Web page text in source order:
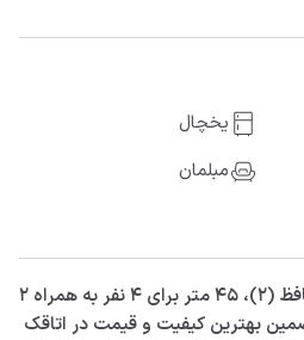
یخچال
مبلمان
‫‫اجاره روزانه و ماهانه مبله حافظ (2)، 45 متر برای 4 نفر به همراه 2
بهترین کیفیت و قیمت در اتاقک